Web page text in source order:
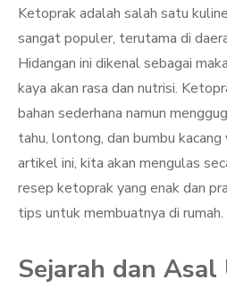
Ketoprak adalah salah satu
sangat populer, terutama di
Hidangan ini dikenal sebagai
kaya akan rasa dan nutrisi.
bahan sederhana namun
tahu, lontong, dan bumbu kacang
artikel ini, kita akan mengulas
resep ketoprak yang enak dan
tips untuk membuatnya di rumah.
Sejarah dan Asal